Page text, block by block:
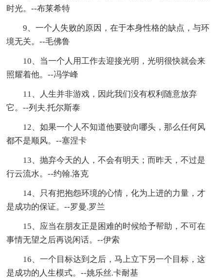
时光。--布莱希特
9、一个人失败的原因，在于本身性格的缺点，与环
境无关。--毛佛鲁
10、当一个人用工作去迎接光明，光明很快就会来
照耀着他。--冯学峰
11、人生并非游戏，因此我们没有权利随意放弃
它。--列夫.托尔斯泰
12、如果一个人不知道他要驶向哪头，那么任何风
都不是顺风。--塞涅卡
13、抛弃今天的人，不会有明天；而昨天，不过是
行云流水。--约翰.洛克
14、只有把抱怨环境的心情，化为上进的力量，才
是成功的保证。--罗曼.罗兰
15、应当在朋友正是困难的时候给予帮助，不可在
事情无望之后再说闲话。--伊索
16、一个目标达到之后，马上立下另一个目标，这
是成功的人生模式。--姚乐丝.卡耐基